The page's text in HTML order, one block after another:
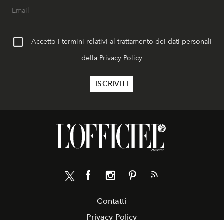
Accetto i termini relativi al trattamento dei dati personali
della Privacy Policy
Contatti
Privacy Policy